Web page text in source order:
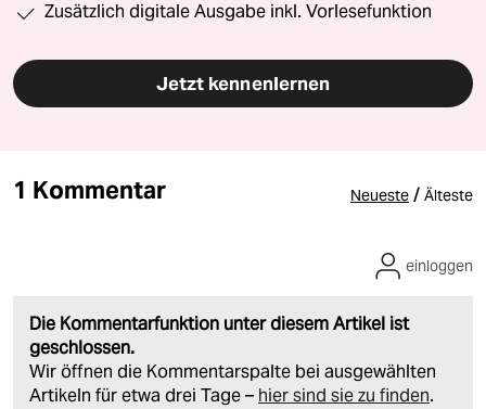
Zusätzlich digitale Ausgabe inkl. Vorlesefunktion
Jetzt kennenlernen
1 Kommentar Neueste / Älteste
Die Kommentarfunktion unter diesem Artikel ist
geschlossen.
Wir öffnen die Kommentarspalte bei ausgewählten
Artikeln für etwa drei Tage – hier sind sie zu finden.
einloggen